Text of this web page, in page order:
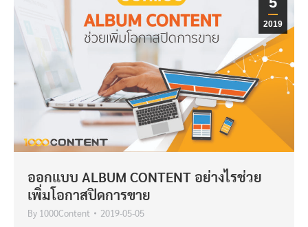
2019
ออกแบบ ALBUM CONTENT อย่างไรช่วย
เพิ่มโอกาสปิดการขาย
By 1000Content 2019-05-05